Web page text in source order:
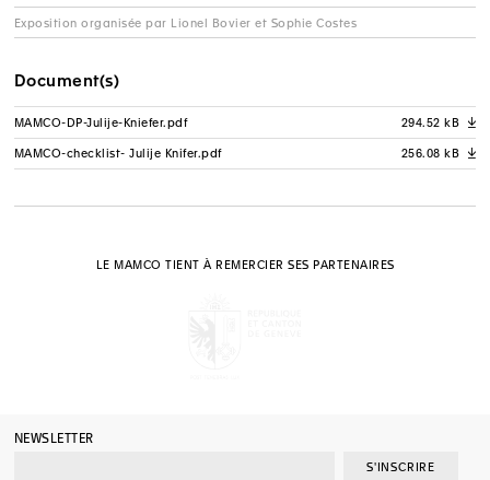
Exposition organisée par Lionel Bovier et Sophie Costes
Document(s)
MAMCO-DP-Julije-Kniefer.pdf A
294.52 kB
MAMCO-checklist- Julije Knifer.pdf A
256.08 kB
LE MAMCO TIENT À REMERCIER SES PARTENAIRES
NEWSLETTER
S'INSCRIRE